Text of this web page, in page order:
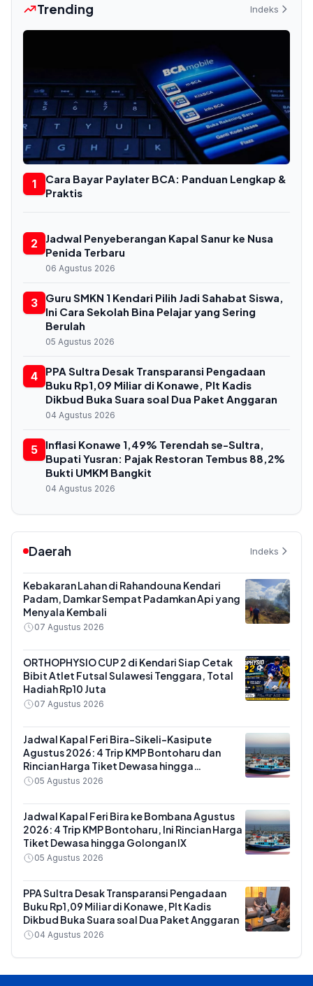
Trending Indeks
1
Cara Bayar Paylater BCA: Panduan Lengkap &
Praktis
2
Jadwal Penyeberangan Kapal Sanur ke Nusa
Penida Terbaru
06 Agustus 2026
3
Guru SMKN 1 Kendari Pilih Jadi Sahabat Siswa,
Ini Cara Sekolah Bina Pelajar yang Sering
Berulah
05 Agustus 2026
4
PPA Sultra Desak Transparansi Pengadaan
Buku Rp1,09 Miliar di Konawe, Plt Kadis
Dikbud Buka Suara soal Dua Paket Anggaran
04 Agustus 2026
5
Inflasi Konawe 1,49% Terendah se-Sultra,
Bupati Yusran: Pajak Restoran Tembus 88,2%
Bukti UMKM Bangkit
04 Agustus 2026
Daerah Indeks
Kebakaran Lahan di Rahandouna Kendari
Padam, Damkar Sempat Padamkan Api yang
Menyala Kembali
07 Agustus 2026
ORTHOPHYSIO CUP 2 di Kendari Siap Cetak
Bibit Atlet Futsal Sulawesi Tenggara, Total
Hadiah Rp10 Juta
07 Agustus 2026
Jadwal Kapal Feri Bira-Sikeli-Kasipute
Agustus 2026: 4 Trip KMP Bontoharu dan
Rincian Harga Tiket Dewasa hingga
Kendaraan Golongan IX
05 Agustus 2026
Jadwal Kapal Feri Bira ke Bombana Agustus
2026: 4 Trip KMP Bontoharu, Ini Rincian Harga
Tiket Dewasa hingga Golongan IX
05 Agustus 2026
PPA Sultra Desak Transparansi Pengadaan
Buku Rp1,09 Miliar di Konawe, Plt Kadis
Dikbud Buka Suara soal Dua Paket Anggaran
04 Agustus 2026